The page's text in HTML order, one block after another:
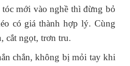
mới vào nghề thì đừng bỏ
có giá thành hợp lý. Cùng
cắt ngọt, trơn tru.
chắn, không bị mỏi tay khi